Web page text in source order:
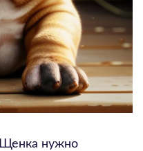
Щенка нужно